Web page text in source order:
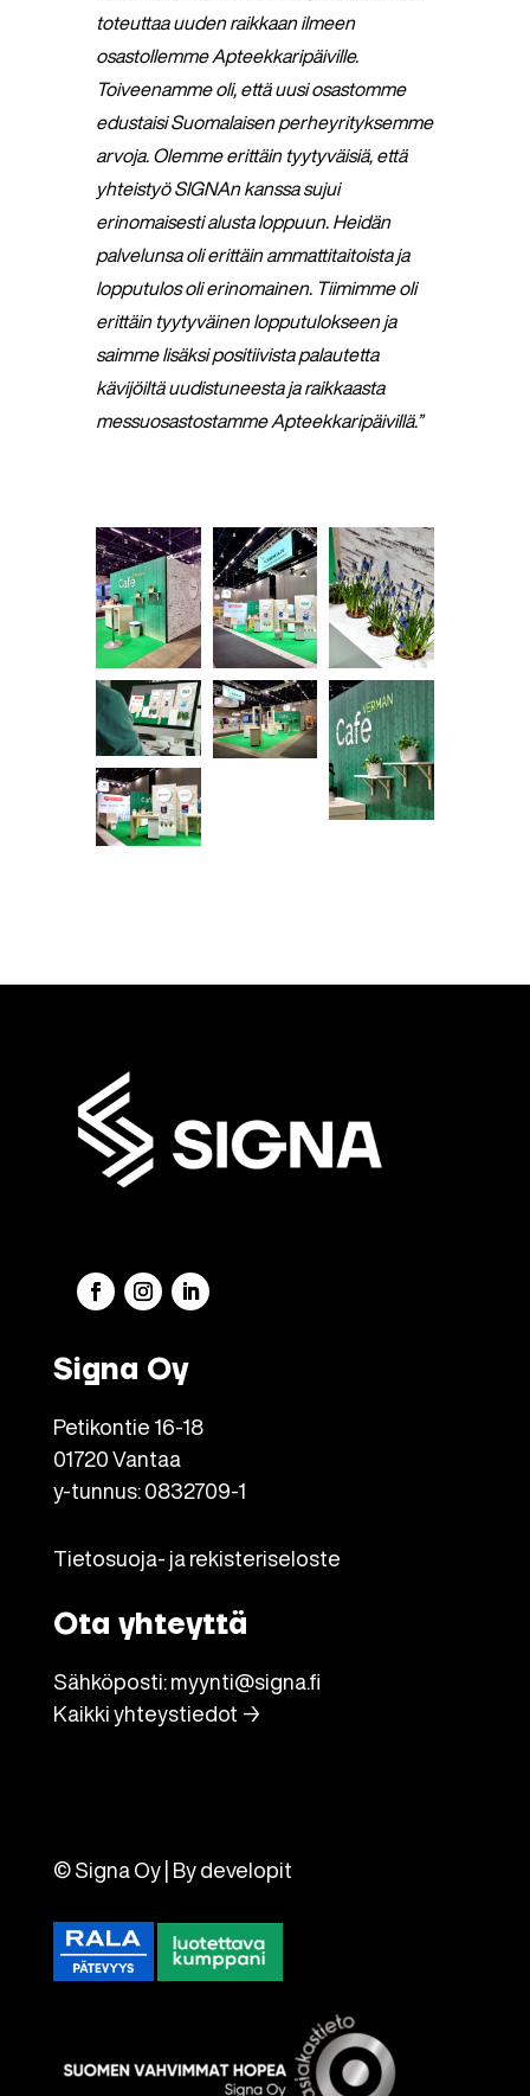
toteuttaa uuden raikkaan ilmeen
osastollemme Apteekkaripäiville.
Toiveenamme oli, että uusi osastomme
edustaisi Suomalaisen perheyrityksemme
arvoja. Olemme erittäin tyytyväisiä, että
yhteistyö SIGNAn kanssa sujui
erinomaisesti alusta loppuun. Heidän
palvelunsa oli erittäin ammattitaitoista ja
lopputulos oli erinomainen. Tiimimme oli
erittäin tyytyväinen lopputulokseen ja
saimme lisäksi positiivista palautetta
kävijöiltä uudistuneesta ja raikkaasta
messuosastostamme Apteekkaripäivillä.”
Signa Oy
Petikontie 16-18
01720 Vantaa
y-tunnus: 0832709-1
Tietosuoja- ja rekisteriseloste
Ota yhteyttä
Sähköposti: myynti@signa.fi
Kaikki yhteystiedot →
© Signa Oy | By developit